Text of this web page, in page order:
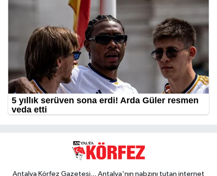
Antalya Körfez Gazetesi... Antalya'nın nabzını tutan internet